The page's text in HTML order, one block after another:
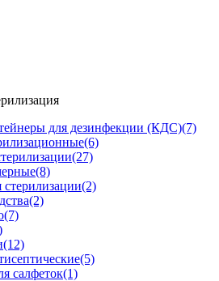
для дезинфекции (КДС)(7)
(6)
(27)
(8)
стерилизации(2)
(2)
(7)
(12)
(5)
салфеток(1)